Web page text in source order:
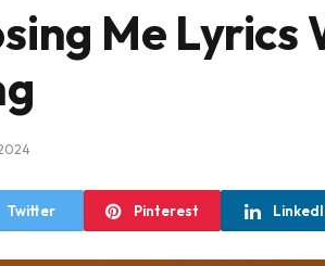
Me
Twitter Pinterest